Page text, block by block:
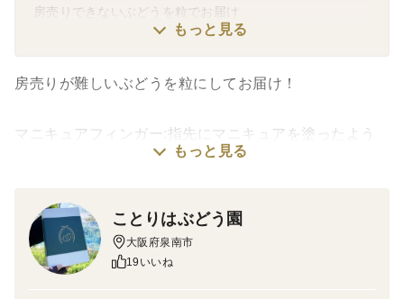
房売りできないぶどうを粒でお届け
もっと見る
房売りが難しいぶどうを粒にしてお届け！
マニキュアフィンガー:指先にマニキュアを塗ったよう
な美しい赤色が特徴の希少品種です。
とした食感とともに豊かな果汁が広がります。甘みが強
く、ほどよい酸味とのバランスも良いため、最後まで飽
きずに楽しめます。
もっと見る
ことりはぶどう園
大阪府泉南市
19いいね